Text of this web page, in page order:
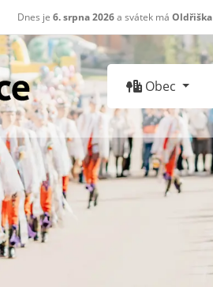
Dnes je 6. srpna 2026a svátek má Oldřiška
Obec